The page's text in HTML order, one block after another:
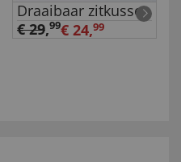
Draaibaar zitkussen
€ 29,99€ 24,99